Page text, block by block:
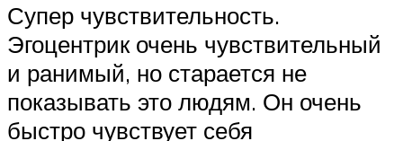
Супер чувствительность.
Эгоцентрик очень чувствительный
и ранимый, но старается не
показывать это людям. Он очень
быстро чувствует себя